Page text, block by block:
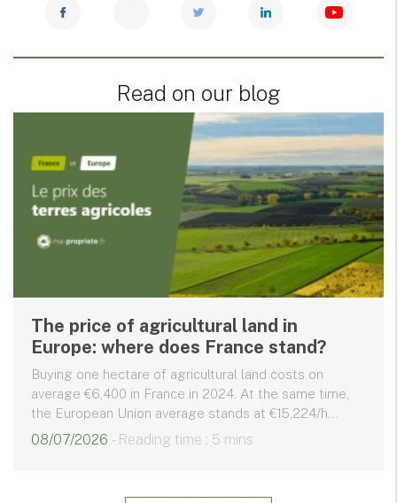
Read on our blog
The price of agricultural land in
Europe: where does France stand?
Buying one hectare of agricultural land costs on
average €6,400 in France in 2024. At the same time,
the European Union average stands at €15,224/h...
08/07/2026 - Reading time : 5 mins